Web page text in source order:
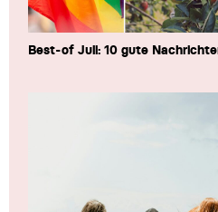
Best-of Juli: 10 gute